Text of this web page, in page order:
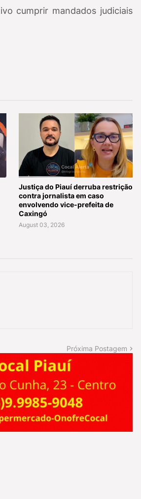
cumprir mandados judiciais
Justiça do Piauí derruba restrição
contra jornalista em caso
envolvendo vice-prefeita de
Caxingó
August 03, 2026
Próxima Postagem